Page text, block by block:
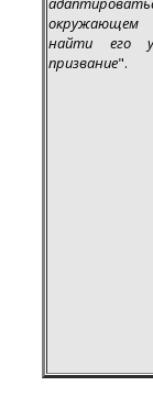
найти его
призвание".